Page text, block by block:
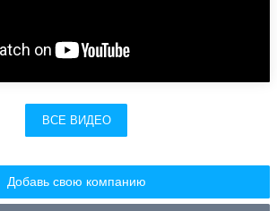
ВСЕ ВИДЕО
Добавь свою компанию